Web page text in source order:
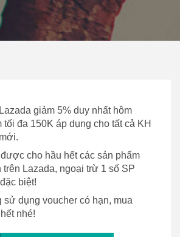
giảm 5% duy nhất hôm
tối đa 150K áp dụng cho tất cả KH
cho hầu hết các sản phẩm
trên Lazada, ngoại trừ 1 số SP
biệt!
sử dụng voucher có hạn, mua
nhé!